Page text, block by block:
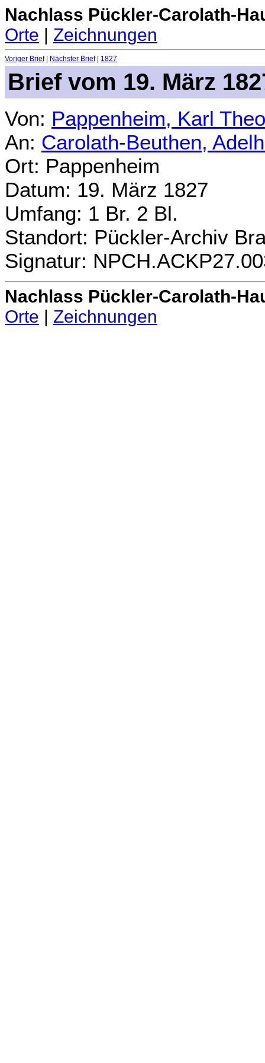
Nachlass Pückler-Carolath-
Orte | Zeichnungen
Voriger Brief| Nächster Brief| 1827
Brief vom 19. März
Von: Pappenheim, Karl
An: Carolath-Beuthen,
Ort: Pappenheim
Datum: 19. März 1827
Umfang: 1 Br. 2 Bl.
Standort: Pückler-Archiv
Signatur:
Nachlass Pückler-Carolath-
Orte
Zeichnungen